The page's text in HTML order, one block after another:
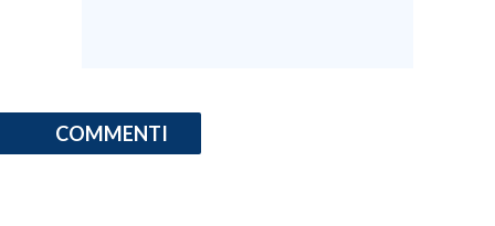
COMMENTI